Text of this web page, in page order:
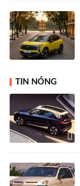
TIN NÓNG